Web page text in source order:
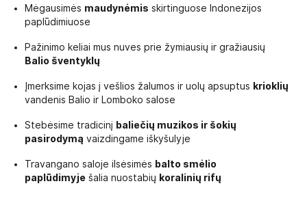
Mėgausimės maudynėmis skirtinguose Indonezijos
paplūdimiuose
Pažinimo keliai mus nuves prie žymiausių ir gražiausių
Balio šventyklų
Įmerksime kojas į vešlios žalumos ir uolų apsuptus krioklių
vandenis Balio ir Lomboko salose
Stebėsime tradicinį baliečių muzikos ir šokių
pasirodymą vaizdingame iškyšulyje
Travangano saloje ilsėsimės balto smėlio
paplūdimyje šalia nuostabių koralinių rifų